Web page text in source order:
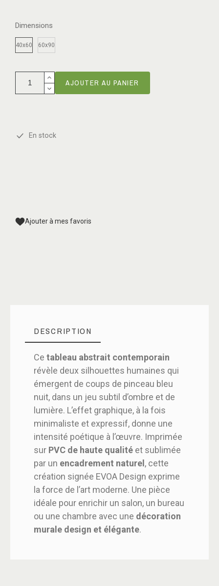
Dimensions
40x60 60x90
AJOUTER AU PANIER
En stock
Ajouter à mes favoris
DESCRIPTION
Ce tableau abstrait contemporain
révèle deux silhouettes humaines qui
émergent de coups de pinceau bleu
nuit, dans un jeu subtil d’ombre et de
lumière. L’effet graphique, à la fois
minimaliste et expressif, donne une
intensité poétique à l’œuvre. Imprimée
sur PVC de haute qualité et sublimée
par un encadrement naturel, cette
création signée EVOA Design exprime
la force de l’art moderne. Une pièce
idéale pour enrichir un salon, un bureau
ou une chambre avec une décoration
murale design et élégante.